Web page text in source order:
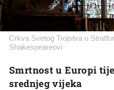
Crkva Svetog Trojstva u
Shakespeareovi
Smrtnost u Europi
srednjeg vijeka